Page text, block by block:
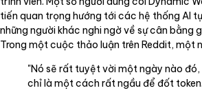
tiến quan trọng hướng tới các hệ thống AI
những người khác nghi ngờ về sự cân bằng
Trong một cuộc thảo luận trên Reddit, một
"Nó sẽ rất tuyệt vời một ngày nào đó,
chỉ là một cách rất ngầu để đốt